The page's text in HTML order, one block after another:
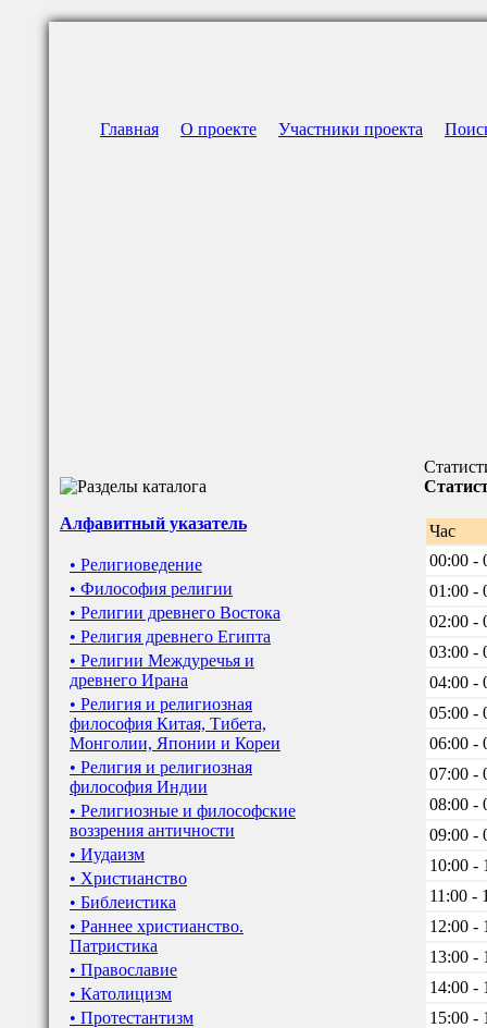
Главная О проекте Участники проекта
Алфавитный указатель
• Религиоведение
• Философия религии
• Религии древнего Востока
• Религия древнего Египта
• Религии Междуречья и
древнего Ирана
• Религия и религиозная
философия Китая, Тибета,
Монголии, Японии и Кореи
• Религия и религиозная
философия Индии
• Религиозные и философские
воззрения античности
• Иудаизм
• Христианство
• Библеистика
• Раннее христианство.
Патристика
• Православие
• Католицизм
• Протестантизм
Час
00:00 -
01:00 -
02:00 -
03:00 -
04:00 -
05:00 -
06:00 -
07:00 -
08:00 -
09:00 -
10:00 -
11:00 -
12:00 -
13:00 -
14:00 -
15:00 -